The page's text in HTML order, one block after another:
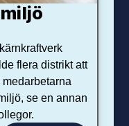
flera distrikt att
se en annan